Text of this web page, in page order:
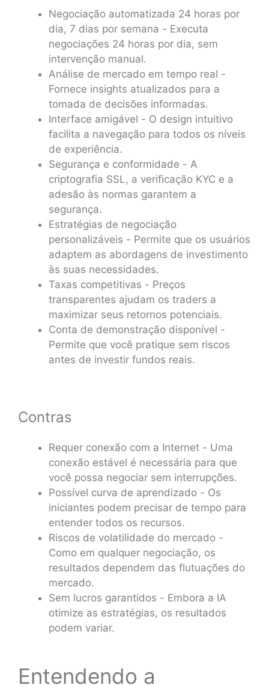
Negociação automatizada 24 horas por
dia, 7 dias por semana - Executa
negociações 24 horas por dia, sem
intervenção manual.
Análise de mercado em tempo real -
Fornece insights atualizados para a
tomada de decisões informadas.
Interface amigável - O design intuitivo
facilita a navegação para todos os níveis
de experiência.
Segurança e conformidade - A
criptografia SSL, a verificação KYC e a
adesão às normas garantem a
segurança.
Estratégias de negociação
personalizáveis - Permite que os usuários
adaptem as abordagens de investimento
às suas necessidades.
Taxas competitivas - Preços
transparentes ajudam os traders a
maximizar seus retornos potenciais.
Conta de demonstração disponível -
Permite que você pratique sem riscos
antes de investir fundos reais.
Contras
Requer conexão com a Internet - Uma
conexão estável é necessária para que
você possa negociar sem interrupções.
Possível curva de aprendizado - Os
iniciantes podem precisar de tempo para
entender todos os recursos.
Riscos de volatilidade do mercado -
Como em qualquer negociação, os
resultados dependem das flutuações do
mercado.
Sem lucros garantidos - Embora a IA
otimize as estratégias, os resultados
podem variar.
Entendendo a